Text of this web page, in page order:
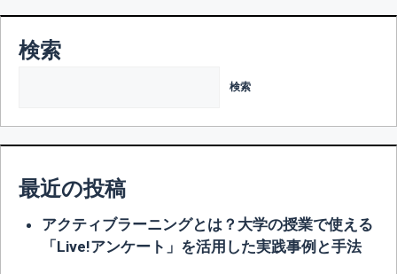
ョ
検索
検索
最近の投稿
アクティブラーニングとは？大学の授業で使える
「Live!アンケート」を活用した実践事例と手法